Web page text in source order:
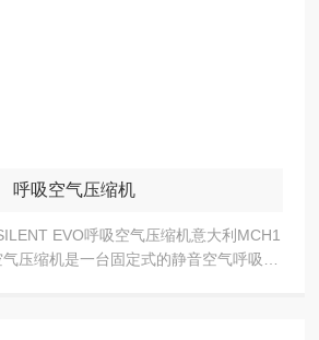
呼吸空气压缩机
EVO呼吸空气压缩机意大利MCH1
压缩机是一台固定式的静音空气呼吸器